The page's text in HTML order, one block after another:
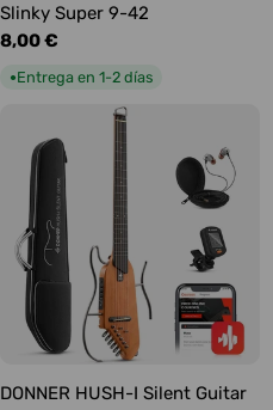
Slinky Super 9-42
Precio
habitual
8,00 €
●Entrega en 1-2 días
DONNER HUSH-I Silent Guitar